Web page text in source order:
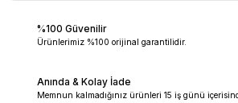
%100 Güvenilir
Ürünlerimiz %100 orijinal garantilidir.
Anında & Kolay İade
Memnun kalmadığınız ürünleri 15 iş günü